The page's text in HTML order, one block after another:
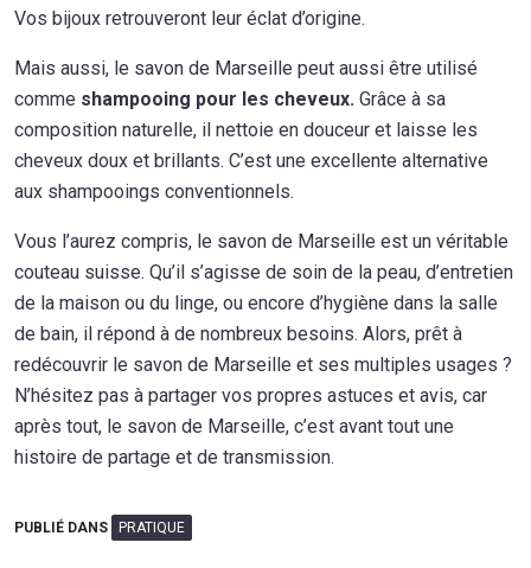
Vos bijoux retrouveront leur éclat d’origine.
Mais aussi, le savon de Marseille peut aussi être utilisé
comme shampooing pour les cheveux. Grâce à sa
composition naturelle, il nettoie en douceur et laisse les
cheveux doux et brillants. C’est une excellente alternative
aux shampooings conventionnels.
Vous l’aurez compris, le savon de Marseille est un véritable
couteau suisse. Qu’il s’agisse de soin de la peau, d’entretien
de la maison ou du linge, ou encore d’hygiène dans la salle
de bain, il répond à de nombreux besoins. Alors, prêt à
redécouvrir le savon de Marseille et ses multiples usages ?
N’hésitez pas à partager vos propres astuces et avis, car
après tout, le savon de Marseille, c’est avant tout une
histoire de partage et de transmission.
PUBLIÉ DANS PRATIQUE